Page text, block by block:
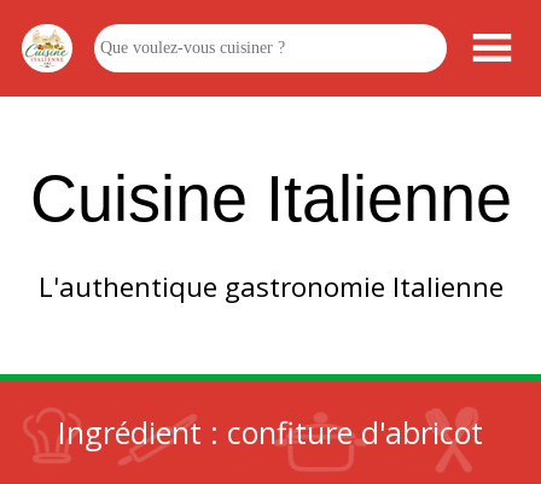
Cuisine Italienne
L'authentique gastronomie Italienne
Ingrédient : confiture d'abricot